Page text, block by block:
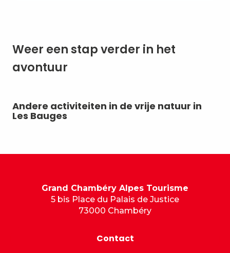
Weer een stap verder in het
avontuur
Andere activiteiten in de vrije natuur in
Les Bauges
Grand Chambéry Alpes Tourisme
5 bis Place du Palais de Justice
73000 Chambéry
Contact